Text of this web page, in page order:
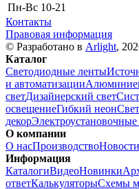
Пн-Вс 10-21
Контакты
Правовая информация
© Разработано в Arlight,
Каталог
Светодиодные ленты
и автоматизации
светДизайнерский свет
освещениеГибкий неон
декорЭлектроустановочные
О компании
О насПроизводствоНовости
Информация
КаталогиВидеоНовинки
ответКалькуляторыСхемы